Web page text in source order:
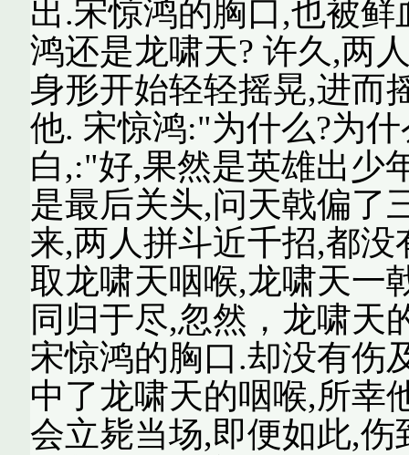
出.宋惊鸿的胸口,也被
鸿还是龙啸天? 许久,两
身形开始轻轻摇晃,进而
他. 宋惊鸿:"为什么?为
白,:"好,果然是英雄出少
是最后关头,问天戟偏了
来,两人拼斗近千招,都
取龙啸天咽喉,龙啸天一
同归于尽,忽然，龙啸天
宋惊鸿的胸口.却没有伤
中了龙啸天的咽喉,所幸
会立毙当场,即便如此,